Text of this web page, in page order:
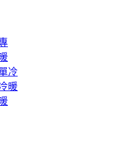
冷
暖